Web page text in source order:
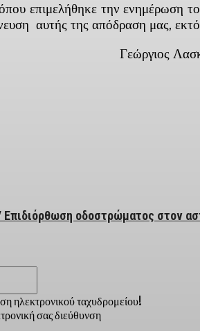
επιμελήθηκε την ενημέρωση
αυτής της απόδραση μας,
οδοστρώματος στον
ηλεκτρονικού ταχυδρομείου!
σας διεύθυνση